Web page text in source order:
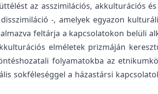
az asszimilációs, akkulturációs
-, amelyek egyazon
feltárja a kapcsolatokon belüli
elméletek prizmáján
folyamatokba az
sokféleséggel a házastársi